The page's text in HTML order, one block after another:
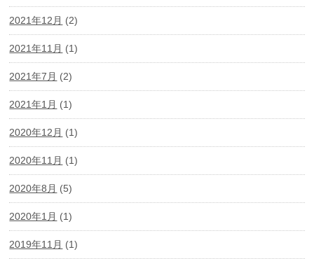
2021年12月 (2)
2021年11月 (1)
2021年7月 (2)
2021年1月 (1)
2020年12月 (1)
2020年11月 (1)
2020年8月 (5)
2020年1月 (1)
2019年11月 (1)